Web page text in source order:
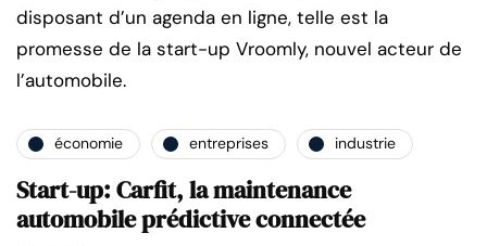
disposant d’un agenda en ligne, telle est la
promesse de la start-up Vroomly, nouvel acteur de
l’automobile.
économie entreprises industrie
Start-up: Carfit, la maintenance
automobile prédictive connectée